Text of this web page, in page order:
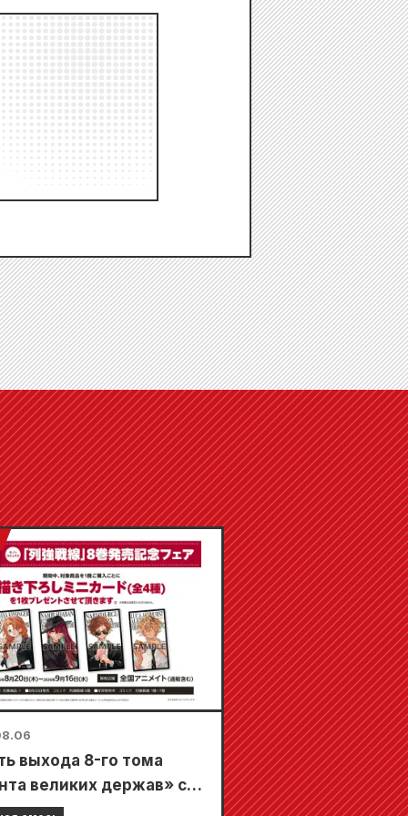
выхода 8-го тома
великих держав» с
в магазинах